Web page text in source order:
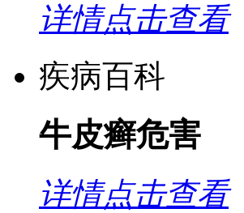
详情点击查看
疾病百科
牛皮癣危害
详情点击查看